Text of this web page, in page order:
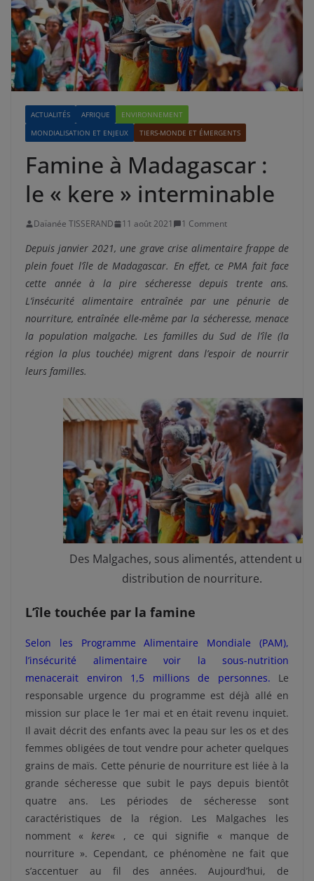
ACTUALITÉS AFRIQUE
ENVIRONNEMENT
MONDIALISATION ET ENJEUX
TIERS-MONDE ET ÉMERGENTS
Famine à Madagascar :
le « kere » interminable
Daïanée TISSERAND 11 août 2021 1 Comment
Depuis janvier 2021, une grave crise alimentaire frappe de
plein fouet l’île de Madagascar. En effet, ce PMA fait face
cette année à la pire sécheresse depuis trente ans.
L’insécurité alimentaire entraînée par une pénurie de
nourriture, entraînée elle-même par la sécheresse, menace
la population malgache. Les familles du Sud de l’île (la
région la plus touchée) migrent dans l’espoir de nourrir
leurs familles.
Des Malgaches, sous alimentés, attendent
distribution de nourriture.
L’île touchée par la famine
Selon les Programme Alimentaire Mondiale (PAM),
l’insécurité alimentaire voir la sous-nutrition
menacerait environ 1,5 millions de personnes. Le
responsable urgence du programme est déjà allé en
mission sur place le 1er mai et en était revenu inquiet.
Il avait décrit des enfants avec la peau sur les os et des
femmes obligées de tout vendre pour acheter quelques
grains de maïs. Cette pénurie de nourriture est liée à la
grande sécheresse que subit le pays depuis bientôt
quatre ans. Les périodes de sécheresse sont
caractéristiques de la région. Les Malgaches les
nomment «kere« , ce qui signifie « manque de
nourriture ». Cependant, ce phénomène ne fait que
s’accentuer au fil des années. Aujourd’hui, de